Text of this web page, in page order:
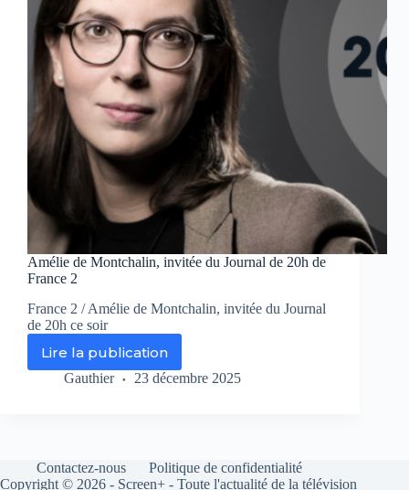
Amélie de Montchalin, invitée du Journal de 20h de
France 2
France 2 / Amélie de Montchalin, invitée du Journal
de 20h ce soir
Lire la publication
Amélie
de
de
20h
Gauthier 23 décembre 2025
Contactez-nous
Politique de confidentialité
Copyright © 2026 - Screen+ - Toute l'actualité de la télévision